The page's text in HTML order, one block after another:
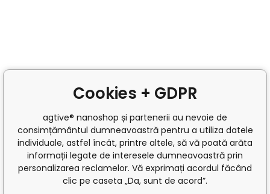
Cookies + GDPR
agtive® nanoshop și partenerii au nevoie de
consimțământul dumneavoastră pentru a utiliza datele
individuale, astfel încât, printre altele, să vă poată arăta
informații legate de interesele dumneavoastră prin
personalizarea reclamelor. Vă exprimați acordul făcând
clic pe caseta „Da, sunt de acord”.